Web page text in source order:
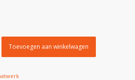
Toevoegen aan winkelwagen